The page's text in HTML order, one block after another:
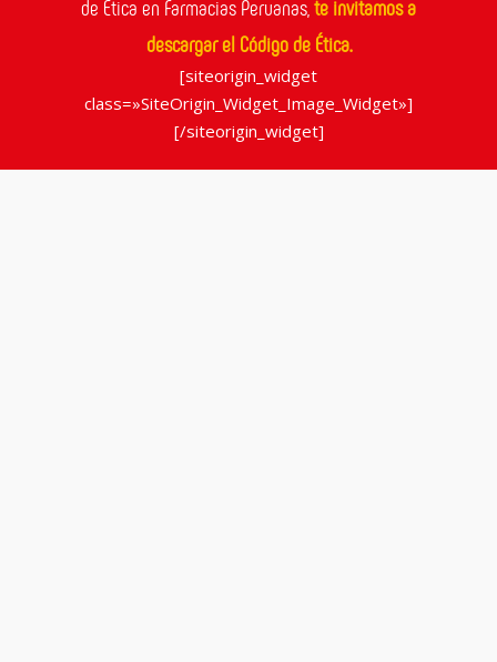
de Ética en Farmacias Peruanas, te invitamos a
descargar el Código de Ética.
[siteorigin_widget
class=»SiteOrigin_Widget_Image_Widget»]
[/siteorigin_widget]